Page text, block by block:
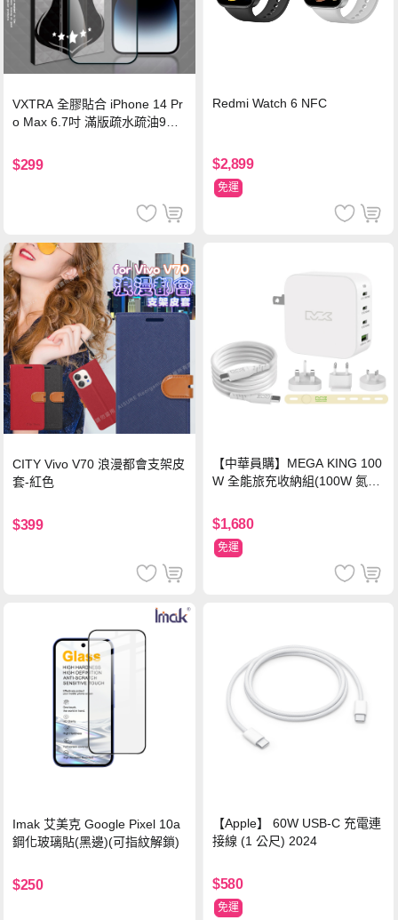
VXTRA 全膠貼合 iPhone 14 Pr
o Max 6.7吋 滿版疏水疏油9H
$299
Redmi Watch 6 NFC
$2,899
免運
CITY Vivo V70 浪漫都會支架皮
套-紅色
$399
【中華員購】MEGA KING 100
W 全能旅充收納組(100W 氮化
萬國轉接器)
$1,680
免運
Imak 艾美克 Google Pixel 10a
鋼化玻璃貼(黑邊)(可指紋解鎖)
$250
【Apple】 60W USB-C 充電連
接線 (1 公尺) 2024
$580
免運